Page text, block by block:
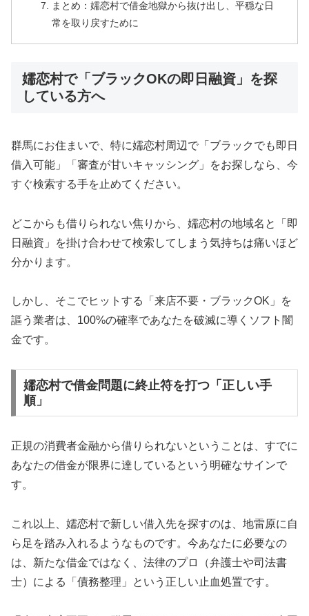
まとめ：嬬恋村で借金地獄から抜け出し、平穏な日
常を取り戻すために
嬬恋村で「ブラックOKの即日融資」を探
している方へ
群馬にお住まいで、特に嬬恋村周辺で「ブラックでも即日
借入可能」「審査が甘いキャッシング」をお探しなら、今
すぐ検索する手を止めてください。
どこからも借りられない焦りから、嬬恋村の地域名と「即
日融資」を掛け合わせて検索してしまう気持ちは痛いほど
分かります。
しかし、そこでヒットする「来店不要・ブラックOK」を
謳う業者は、100%の確率であなたを破滅に導くソフト闇
金です。
嬬恋村で借金問題に終止符を打つ「正しい手
順」
正規の消費者金融から借りられないということは、すでに
あなたの借金が限界に達しているという明確なサインで
す。
これ以上、嬬恋村で新しい借入先を探すのは、地雷原に自
ら足を踏み入れるようなものです。今あなたに必要なの
は、新たな借金ではなく、法律のプロ（弁護士や司法書
士）による「債務整理」という正しい止血処置です。